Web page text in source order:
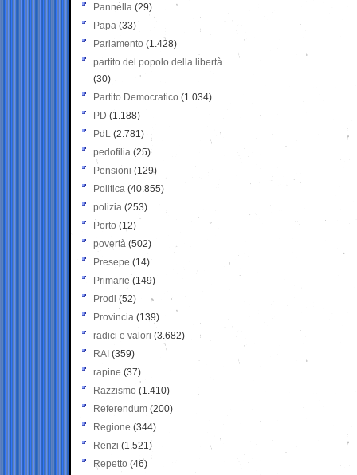
Pannella (29)
Papa (33)
Parlamento (1.428)
partito del popolo della libertà
(30)
Partito Democratico (1.034)
PD (1.188)
PdL (2.781)
pedofilia (25)
Pensioni (129)
Politica (40.855)
polizia (253)
Porto (12)
povertà (502)
Presepe (14)
Primarie (149)
Prodi (52)
Provincia (139)
radici e valori (3.682)
RAI (359)
rapine (37)
Razzismo (1.410)
Referendum (200)
Regione (344)
Renzi (1.521)
Repetto (46)